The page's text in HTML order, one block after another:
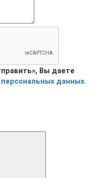
Вы даете
персональных данных.